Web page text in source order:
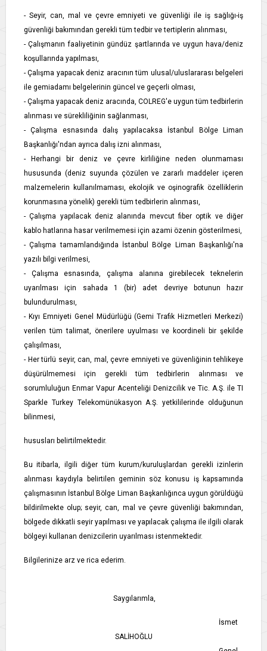
- Seyir, can, mal ve çevre emniyeti ve güvenliği ile iş sağlığı-iş
güvenliği bakımından gerekli tüm tedbir ve tertiplerin alınması,
- Çalışmanın faaliyetinin gündüz şartlarında ve uygun hava/deniz
koşullarında yapılması,
- Çalışma yapacak deniz aracının tüm ulusal/uluslararası belgeleri
ile gemiadamı belgelerinin güncel ve geçerli olması,
- Çalışma yapacak deniz aracında, COLREG'e uygun tüm tedbirlerin
alınması ve sürekliliğinin sağlanması,
- Çalışma esnasında dalış yapılacaksa İstanbul Bölge Liman
Başkanlığı'ndan ayrıca dalış izni alınması,
- Herhangi bir deniz ve çevre kirliliğine neden olunmaması
hususunda (deniz suyunda çözülen ve zararlı maddeler içeren
malzemelerin kullanılmaması, ekolojik ve oşinografik özelliklerin
korunmasına yönelik) gerekli tüm tedbirlerin alınması,
- Çalışma yapılacak deniz alanında mevcut fiber optik ve diğer
kablo hatlarına hasar verilmemesi için azami özenin gösterilmesi,
- Çalışma tamamlandığında İstanbul Bölge Liman Başkanlığı'na
yazılı bilgi verilmesi,
- Çalışma esnasında, çalışma alanına girebilecek teknelerin
uyarılması için sahada 1 (bir) adet devriye botunun hazır
bulundurulması,
- Kıyı Emniyeti Genel Müdürlüğü (Gemi Trafik Hizmetleri Merkezi)
verilen tüm talimat, önerilere uyulması ve koordineli bir şekilde
çalışılması,
- Her türlü seyir, can, mal, çevre emniyeti ve güvenliğinin tehlikeye
düşürülmemesi için gerekli tüm tedbirlerin alınması ve
sorumluluğun Enmar Vapur Acenteliği Denizcilik ve Tic. A.Ş. ile TI
Sparkle Turkey Telekomünükasyon A.Ş. yetkililerinde olduğunun
bilinmesi,
hususları belirtilmektedir.
Bu itibarla, ilgili diğer tüm kurum/kuruluşlardan gerekli izinlerin
alınması kaydıyla belirtilen geminin söz konusu iş kapsamında
çalışmasının İstanbul Bölge Liman Başkanlığınca uygun görüldüğü
bildirilmekte olup; seyir, can, mal ve çevre güvenliği bakımından,
bölgede dikkatli seyir yapılması ve yapılacak çalışma ile ilgili olarak
bölgeyi kullanan denizcilerin uyarılması istenmektedir.
Bilgilerinize arz ve rica ederim.
Saygılarımla,
İsmet
SALİHOĞLU